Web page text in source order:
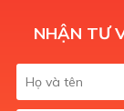
NHẬN TƯ